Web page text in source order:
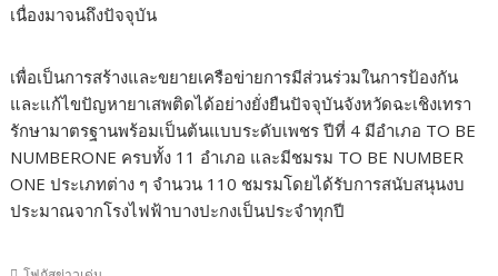
เนื่องมาจนถึงปัจจุบัน
เพื่อเป็นการสร้างและขยายเครือข่ายการมีส่วนร่วมในการป้องกัน
และแก้ไขปัญหายาเสพติดได้อย่างยั่งยืนปัจจุบันจังหวัดฉะเชิงเทรา
รักษามาตรฐานพร้อมเป็นต้นแบบระดับเพชร ปีที่ 4 มีอำเภอ TO BE
NUMBERONE ครบทั้ง 11 อำเภอ และมีชมรม TO BE NUMBER
ONE ประเภทต่าง ๆ จำนวน 110 ชมรมโดยได้รับการสนับสนุนงบ
ประมาณจากโรงไฟฟ้าบางปะกงเป็นประจำทุกปี